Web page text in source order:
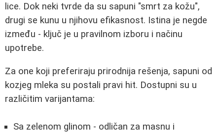
lice. Dok neki tvrde da su sapuni "smrt za kožu",
drugi se kunu u njihovu efikasnost. Istina je negde
između - ključ je u pravilnom izboru i načinu
upotrebe.
Za one koji preferiraju prirodnija rešenja, sapuni od
kozjeg mleka su postali pravi hit. Dostupni su u
različitim varijantama:
Sa zelenom glinom - odličan za masnu i